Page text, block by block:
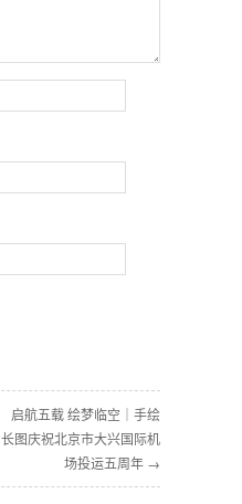
启航五载 绘梦临空｜手绘
长图庆祝北京市大兴国际机
场投运五周年 →